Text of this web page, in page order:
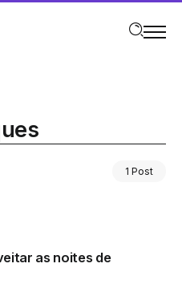
1 Post
as noites de